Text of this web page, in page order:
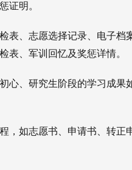
证明。
表、志愿选择记录、电子
表、军训回忆及奖惩详情。
心、研究生阶段的学习成
，如志愿书、申请书、转正